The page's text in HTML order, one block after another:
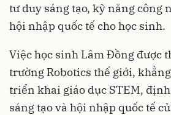
tư duy sáng tạo, kỹ năng công
hội nhập quốc tế cho học sinh.
Việc học sinh Lâm Đồng được
trường Robotics thế giới,
triển khai giáo dục STEM,
sáng tạo và hội nhập quốc tế